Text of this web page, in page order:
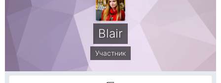
Blair
Участник